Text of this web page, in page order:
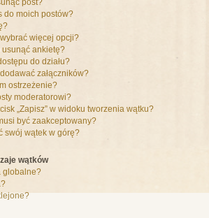
post?
do moich postów?
więcej opcji?
ankietę?
do działu?
załączników?
ostrzeżenie?
moderatorowi?
„Zapisz” w widoku tworzenia wątku?
być zaakceptowany?
swój wątek w górę?
wątków
globalne?